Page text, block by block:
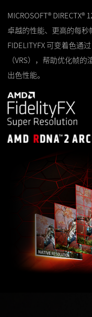
MICROSOFT® DIRECTX®
卓越的性能、更高的每
FIDELITYFX 可变着色通
（VRS），帮助优化帧
出色性能。